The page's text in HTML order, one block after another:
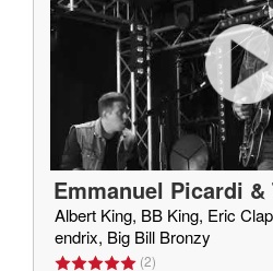
Emmanuel Picardi
ow
Albert King, BB King, Eric
endrix, Big Bill Bronzy
(2)